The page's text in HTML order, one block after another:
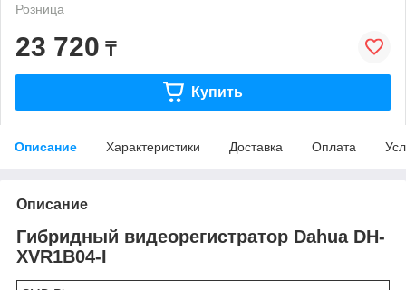
Розница
23 720 ₸
Купить
Описание Характеристики Доставка Оплата
Описание
Гибридный видеорегистратор Dahua DH-
XVR1B04-I